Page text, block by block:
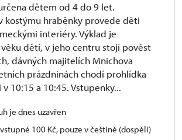
dětem od 4 do 9 let.
kostýmu hraběnky provede děti
interiéry. Výklad je
dětí, v jeho centru stojí pověst
dávných majitelích Mnichova
prázdninách chodí prohlídka
10:15 a 10:45. Vstupenky...
je dnes uzavřen
100 Kč, pouze v češtině (dospělí)